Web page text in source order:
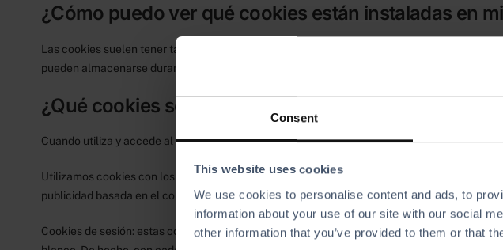
Consent
This website uses cookies
We use cookies to personalise content and ads, to
information about your use of our site with our social
other information that you’ve provided to them or that
¿Cómo puedo ver qué cookies están instaladas en
Las cookies suelen tener también una fecha de caducidad. Por ejemplo, algunas cookies
pueden almacenarse durante más tiempo en el ordenador, a veces hasta que se eliminan
¿Qué cookies se utilizan en bmileisure.com?
Cuando utiliza y accede al Servicio, podemos colocar muchos archivos de cookies en su
Utilizamos cookies con los siguientes fines: habilitar determinadas funciones del
publicidad basada en el comportamiento.
Cookies de sesión: estas cookies temporales memorizan sus actividades en línea. Dado